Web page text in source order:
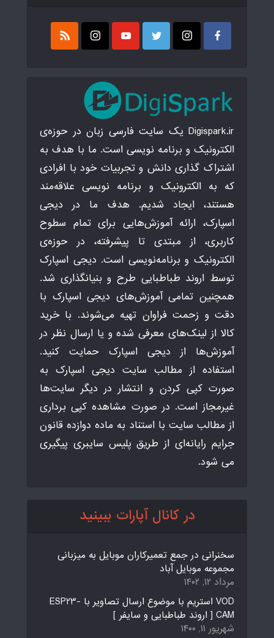
Digispark.ir یک سایت فارسی زبان در حوزه‌ی
الکترونیک و برنامه نویسی است. ما با هدف به
اشتراک گذاری دانش و تجربیات خود با افرادی
که به الکترونیک و برنامه نویسی علاقه‌مند
هستند، ایجاد شدیم. هدف ما در دیجی
اسپارک، ارائه آموزش‌هایی برای تمام سطوح
کاربری، از مبتدی تا پیشرفته، در حوزه‌ی
الکترونیک و برنامه‌نویسی است. دیجی اسپارک
توسط اروند طباطبایی طرح و بنیانگذاری شد.
همچنین تمامی آموزش‌های دیجی اسپارک با
دقت و زحمت فراوان تهیه می‌شوند. با خرید
کالا از لینک‌های معرفی شده و یا ارسال نظر در
آموزش‌ها از دیجی اسپارک حمایت کنید.
استفاده از مطالب سایت دیجی اسپارک به
صورت کپی کردن و انتشار در دیگر سایت‌ها
غیرمجاز است. در صورت مشاهده کپی برداری
از مطالب سایت با استناد به ماده دوازده قانون
جرایم رایانه‌ای از طریق پلیس سایبری پیگیری
می شود.
در کانال آپارات ببینید
سخنرانی در جمع تعمیرکاران موبایل به میزبانی
مجموعه موبایل آباد
مرداد ۱۲, ۱۴۰۲
VOD استریم با موضوع ارسال تصاویر با ESP23-
CAM [ اروند طباطبایی و سایفر ]
شهریور ۱۱, ۱۴۰۰